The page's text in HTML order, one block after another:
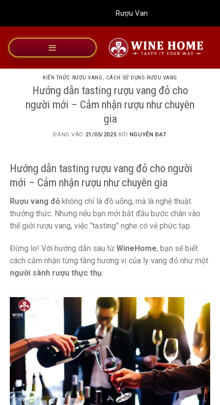
dung
Rượu Vang Wine Home
KIẾN THỨC RƯỢU VANG , CÁCH SỬ DỤNG RƯỢU VANG
Hướng dẫn tasting rượu vang đỏ cho
người mới – Cảm nhận rượu như chuyên
gia
ĐĂNG VÀO 21/05/2025 BỞI NGUYỄN ĐẠT
Hướng dẫn tasting rượu vang đỏ cho người
mới – Cảm nhận rượu như chuyên gia
Rượu vang đỏ không chỉ là đồ uống, mà là nghệ thuật
thưởng thức. Nhưng nếu bạn mới bắt đầu bước chân vào
thế giới rượu vang, việc “tasting” nghe có vẻ phức tạp.
Đừng lo! Với hướng dẫn sau từ WineHome, bạn sẽ biết
cách cảm nhận từng tầng hương vị của ly vang đỏ như một
người sành rượu thực thụ